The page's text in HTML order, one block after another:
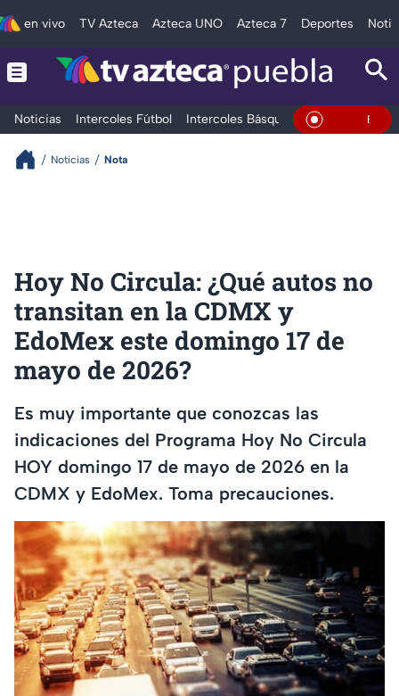
en vivo TV Azteca Azteca UNO Azteca 7 Deportes
Noticias Intercoles Fútbol Intercoles Básquetbol DeportesEn Vivo
Noticias Nota
Hoy No Circula: ¿Qué autos no
transitan en la CDMX y
EdoMex este domingo 17 de
mayo de 2026?
Es muy importante que conozcas las
indicaciones del Programa Hoy No Circula
HOY domingo 17 de mayo de 2026 en la
CDMX y EdoMex. Toma precauciones.